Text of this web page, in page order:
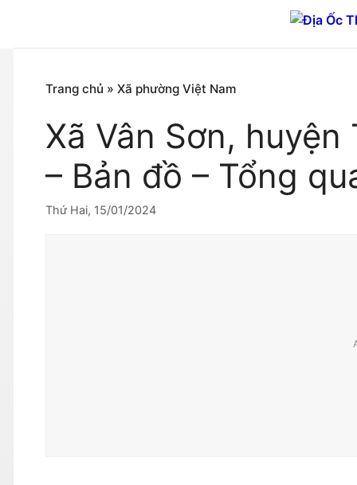
nội
Trang chủ » Xã phường Việt Nam
Xã Vân Sơn,
– Bản đồ – Tổng
Thứ Hai, 15/01/2024